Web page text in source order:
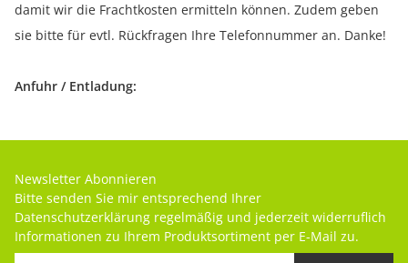
damit wir die Frachtkosten ermitteln können. Zudem geben
sie bitte für evtl. Rückfragen Ihre Telefonnummer an. Danke!
Anfuhr / Entladung:
Newsletter Abonnieren
Bitte senden Sie mir entsprechend Ihrer
Datenschutzerklärung regelmäßig und jederzeit widerruflich
Informationen zu Ihrem Produktsortiment per E-Mail zu.